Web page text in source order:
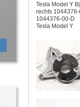
Tesla Model Y
rechts
1044376-00-D
Tesla Model Y